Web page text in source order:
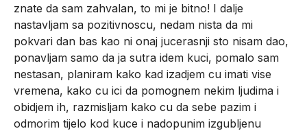
znate da sam zahvalan, to mi je bitno! I dalje
nastavljam sa pozitivnoscu, nedam nista da mi
pokvari dan bas kao ni onaj jucerasnji sto nisam dao,
ponavljam samo da ja sutra idem kuci, pomalo sam
nestasan, planiram kako kad izadjem cu imati vise
vremena, kako cu ici da pomognem nekim ljudima i
obidjem ih, razmisljam kako cu da sebe pazim i
odmorim tijelo kod kuce i nadopunim izgubljenu